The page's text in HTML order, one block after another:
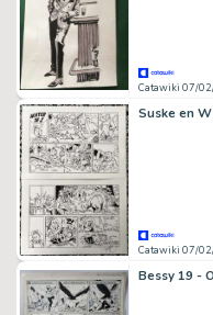
Catawiki 07/
Catawiki 07/